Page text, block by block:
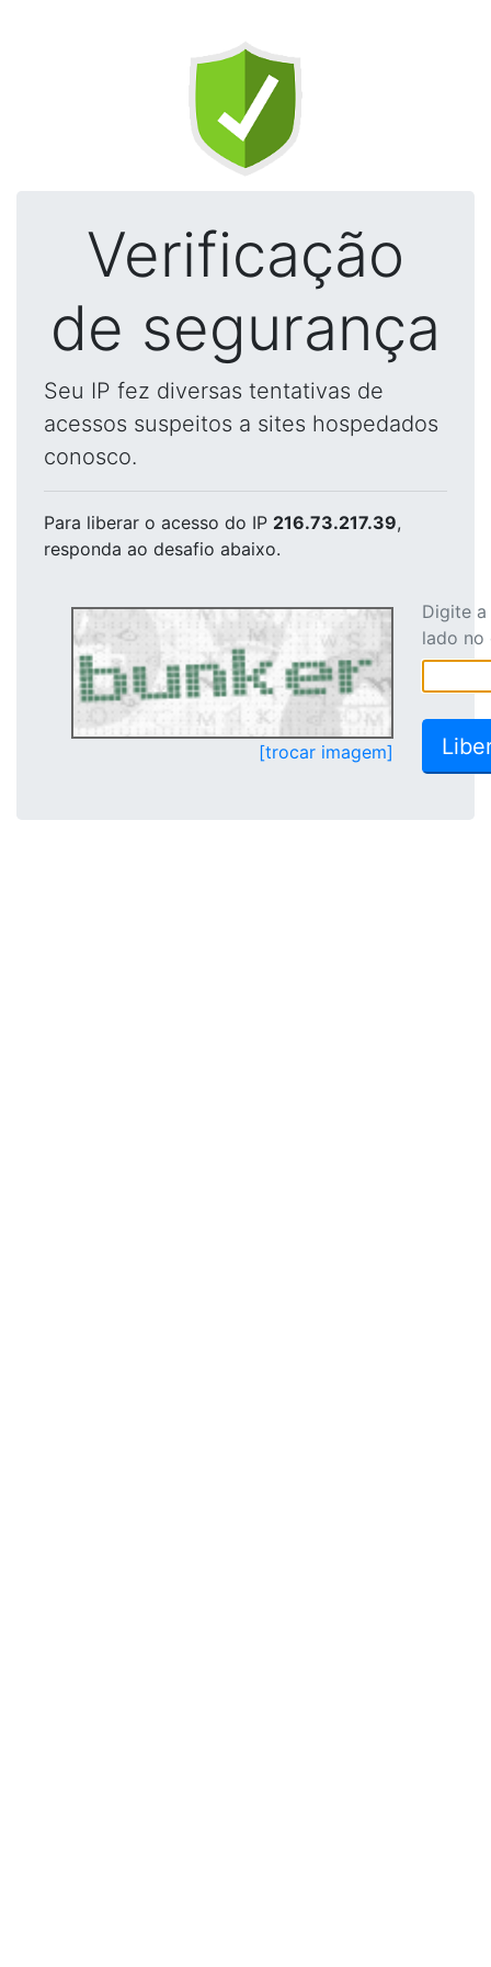
Verificação
de segurança
Seu IP fez diversas tentativas de
acessos suspeitos a sites hospedados
conosco.
Para liberar o acesso do IP 216.73.217.39,
responda ao desafio abaixo.
[trocar imagem]
Digite
lado no